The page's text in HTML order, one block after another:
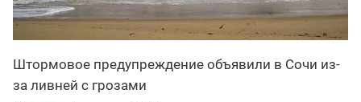
Штормовое предупреждение объявили в Сочи из-
за ливней с грозами